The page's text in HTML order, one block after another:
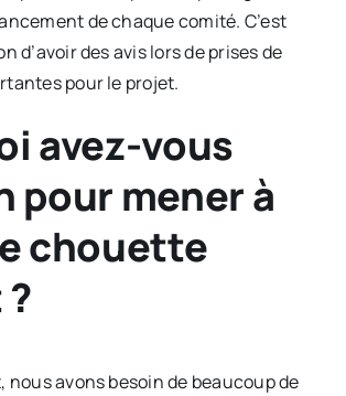
de chaque comité. C’est
d’avoir des avis lors de prises de
pour le projet.
avez-vous
pour mener à
chouette
nous avons besoin de beaucoup de